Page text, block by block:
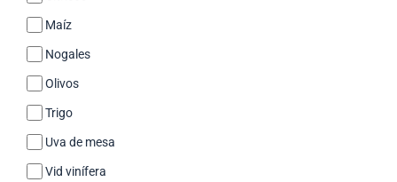
Maíz
Nogales
Olivos
Trigo
Uva de mesa
Vid vinífera